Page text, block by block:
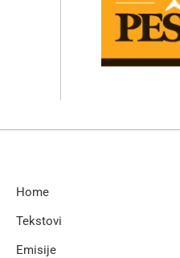
Home
Tekstovi
Emisije